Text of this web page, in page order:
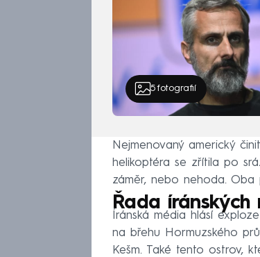
5fotografií
Nejmenovaný americký
helikoptéra se zřítila po
záměr, nebo nehoda. Oba
Řada
Íránská média hlásí
na břehu Hormuzského
Kešm. Také tento ostrov,